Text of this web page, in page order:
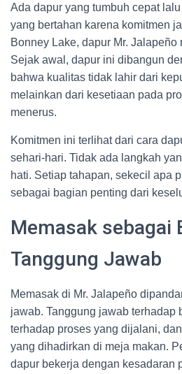
Ada dapur yang tumbuh cepat
yang bertahan karena komitmen
Bonney Lake, dapur Mr.
Sejak awal, dapur ini dibangun
bahwa kualitas tidak lahir dari
melainkan dari kesetiaan pada
menerus.
Komitmen ini terlihat dari cara
sehari-hari. Tidak ada langkah
hati. Setiap tahapan, sekecil apa
sebagai bagian penting dari
Memasak sebagai
Tanggung Jawab
Memasak di Mr. Jalapeño
jawab. Tanggung jawab terhadap
terhadap proses yang dijalani,
yang dihadirkan di meja makan.
dapur bekerja dengan kesadaran